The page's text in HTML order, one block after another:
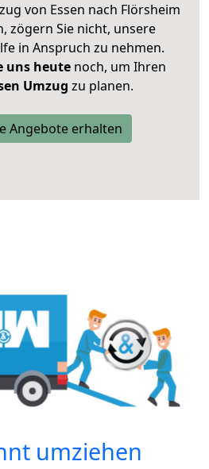
von Essen nach Flörsheim
zögern Sie nicht, unsere
in Anspruch zu nehmen.
uns heutenoch, um Ihren
Umzug zu planen.
Angebote erhalten
umziehen